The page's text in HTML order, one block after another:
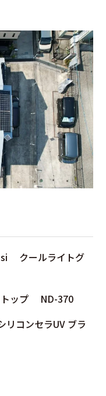
si クールライトグ
トップ ND-370
リコンセラUV ブラ